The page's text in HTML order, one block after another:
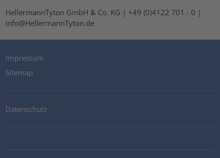
HellermannTyton GmbH & Co. KG | +49 (0)4122 701 - 0 |
info@HellermannTyton.de
Impressum
Sitemap
Datenschutz